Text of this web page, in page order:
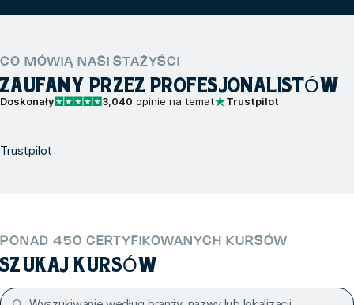
CO MÓWIĄ NASI STAŻYŚCI
ZAUFANY PRZEZ PROFESJONALISTÓW
Doskonały 3,040 opinie na temat Trustpilot
Trustpilot
PONAD 450 CERTYFIKOWANYCH KURSÓW
SZUKAJ KURSÓW